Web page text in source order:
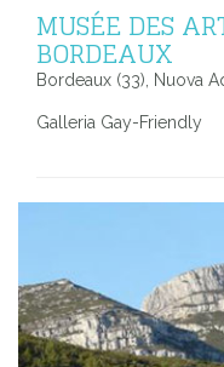
MUSÉE DES
BORDEAUX
Bordeaux (33), Nuova
Galleria Gay-Friendly